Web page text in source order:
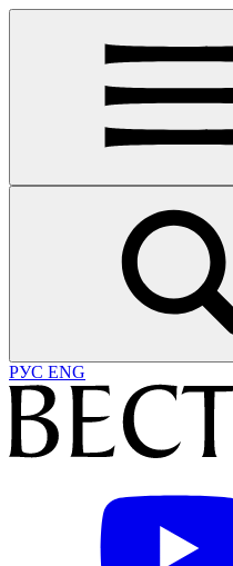
РУС ENG